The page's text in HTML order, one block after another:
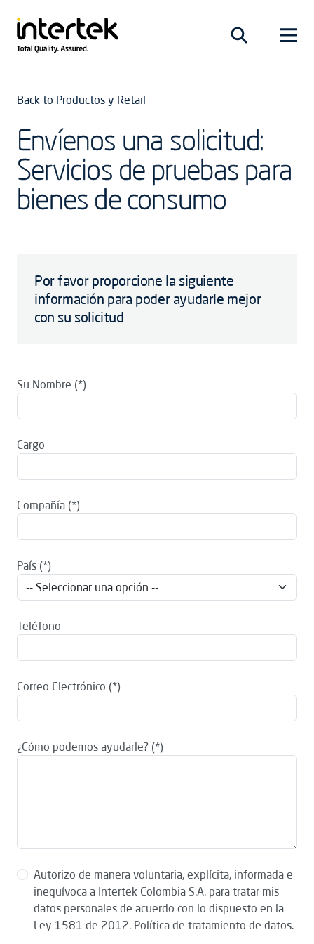
Back to Productos y Retail
Envíenos una solicitud:
Servicios de pruebas para
bienes de consumo
Por favor proporcione la siguiente
información para poder ayudarle mejor
con su solicitud
Su Nombre
Cargo
Compañía
País
Teléfono
Correo Electrónico
¿Cómo podemos ayudarle?
Autorizo de manera voluntaria, explícita, informada e
inequívoca a Intertek Colombia S.A. para tratar mis
datos personales de acuerdo con lo dispuesto en la
Ley 1581 de 2012. Política de tratamiento de datos.